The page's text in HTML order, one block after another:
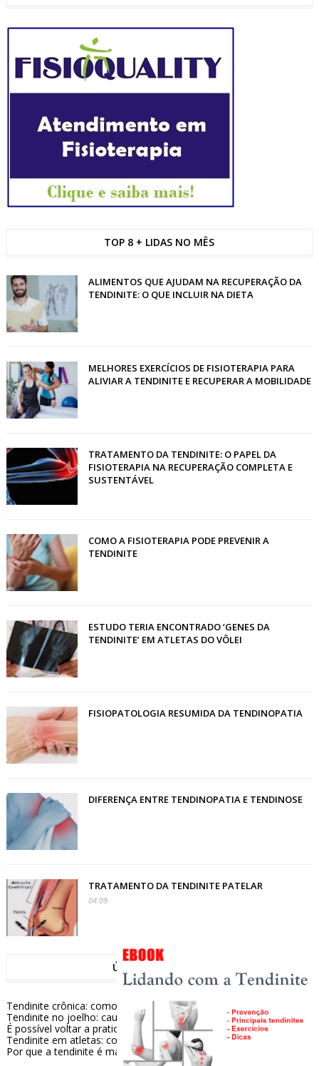
TOP 8 + LIDAS NO MÊS
ALIMENTOS QUE AJUDAM NA RECUPERAÇÃO DA
TENDINITE: O QUE INCLUIR NA DIETA
MELHORES EXERCÍCIOS DE FISIOTERAPIA PARA
ALIVIAR A TENDINITE E RECUPERAR A MOBILIDADE
TRATAMENTO DA TENDINITE: O PAPEL DA
FISIOTERAPIA NA RECUPERAÇÃO COMPLETA E
SUSTENTÁVEL
COMO A FISIOTERAPIA PODE PREVENIR A
TENDINITE
ESTUDO TERIA ENCONTRADO ‘GENES DA
TENDINITE’ EM ATLETAS DO VÔLEI
FISIOPATOLOGIA RESUMIDA DA TENDINOPATIA
DIFERENÇA ENTRE TENDINOPATIA E TENDINOSE
TRATAMENTO DA TENDINITE PATELAR
04:09
ÚLTIMAS NOTÍCIAS
Tendinite crônica: como conviver e aliviar os sintomas
Tendinite no joelho: causas e formas de tratamento
É possível voltar a praticar esportes após tratar uma tendinite?
Tendinite em atletas: como prevenir e tratar essa lesão comum
Por que a tendinite é mais comum em algumas pessoas?